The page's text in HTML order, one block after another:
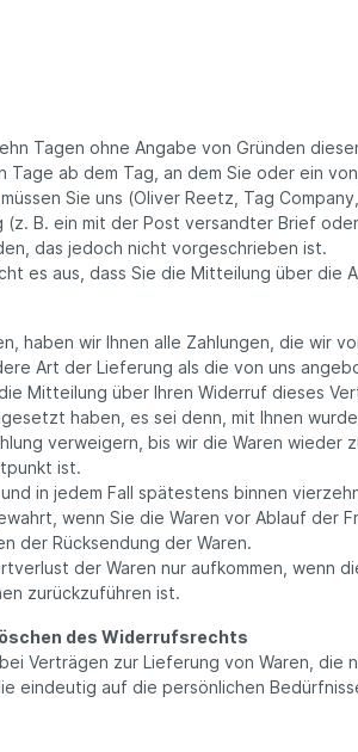
Tagen ohne Angabe von Gründen
ab dem Tag, an dem Sie oder ein
Sie uns (Oliver Reetz, Tag
B. ein mit der Post versandter Brief
das jedoch nicht vorgeschrieben ist.
es aus, dass Sie die Mitteilung über
haben wir Ihnen alle Zahlungen, die wir
Art der Lieferung als die von uns
Mitteilung über Ihren Widerruf dieses
haben, es sei denn, mit Ihnen
verweigern, bis wir die Waren
ist.
in jedem Fall spätestens binnen
wenn Sie die Waren vor Ablauf der
der Rücksendung der Waren.
der Waren nur aufkommen,
zurückzuführen ist.
des Widerrufsrechts
Verträgen zur Lieferung von Waren,
eindeutig auf die persönlichen